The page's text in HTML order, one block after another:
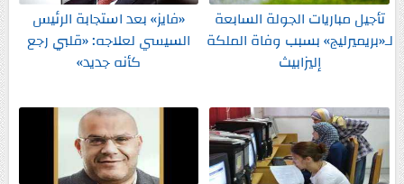
تأجيل مباريات الجولة السابعة
لـ«بريميرليج» بسبب وفاة الملكة
إليزابيث
«فايز» بعد استجابة الرئيس
السيسي لعلاجه: «قلبي رجع
كأنه جديد»